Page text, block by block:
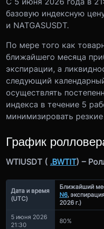
базовую индексную
и NATGASUSDT.
По мере того как
ближайшего месяца
экспирации, а
следующий
осуществлять
индекса в течение 5
минимизировать
График
WTIUSDT ( .BWTIT) –
Дата и время
(UTC)
Ближайший
N6,
2026 г.)
5 июня 2026
21:30
80%